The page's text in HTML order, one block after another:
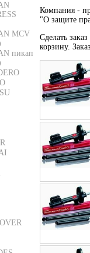
MCV
пикап
Компания -
"О защите
Сделать
корзину.